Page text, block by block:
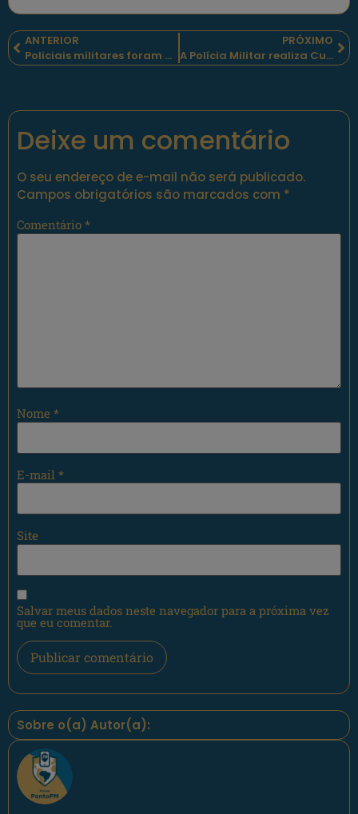
ANTERIOR
Policiais militares foram homenageados em Cavalcante, Goiás.
PRÓXIMO
A Polícia Militar realiza Curso de Cabos em Bacabal, Maranhão.
Deixe um comentário
O seu endereço de e-mail não será publicado.
Campos obrigatórios são marcados com *
Comentário *
Nome *
E-mail *
Site
Salvar meus dados neste navegador para a próxima vez
que eu comentar.
Sobre o(a) Autor(a):